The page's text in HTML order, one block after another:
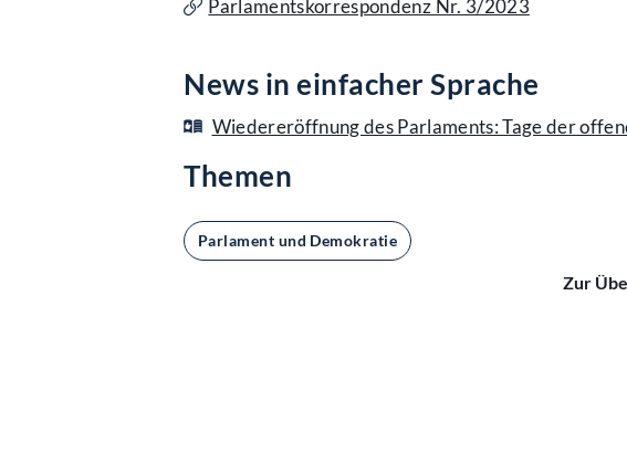
Parlamentskorrespondenz Nr. 3/2023
News in einfacher Sprache
Wiedereröffnung des Parlaments: Tage der
Themen
Parlament und Demokratie
Zur